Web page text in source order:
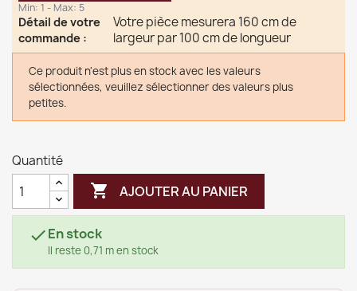
Min: 1 - Max: 5
Détail de votre
commande :
Votre pièce mesurera 160 cm de
largeur par 100 cm de longueur
Ce produit n'est plus en stock avec les valeurs
sélectionnées, veuillez sélectionner des valeurs plus
petites.
Quantité
 AJOUTER AU PANIER
En stock
Il reste 0,71 m en stock